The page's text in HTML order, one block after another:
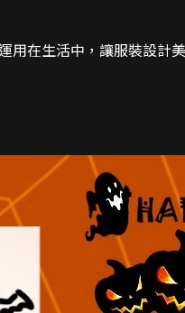
在生活中，讓服裝設計